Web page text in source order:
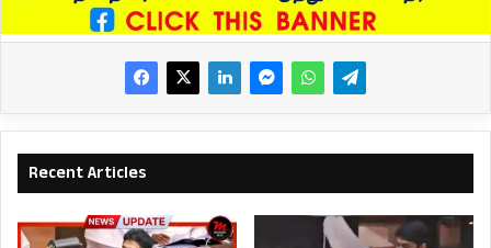
Recent Articles